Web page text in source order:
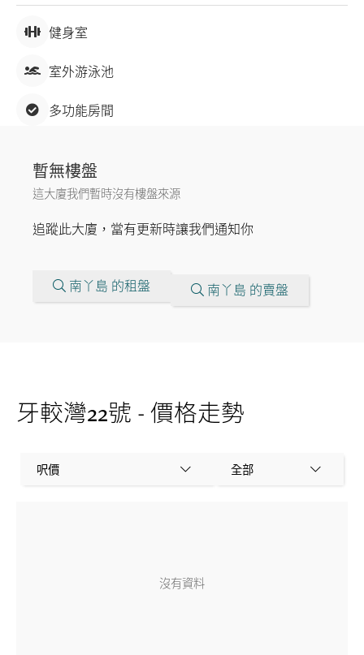
健身室
室外游泳池
多功能房間
暫無樓盤
這大廈我們暫時沒有樓盤來源
追蹤此大廈，當有更新時讓我們通知你
南丫島 的租盤 南丫島 的賣盤
牙較灣22號 - 價格走勢
呎價 全部
沒有資料